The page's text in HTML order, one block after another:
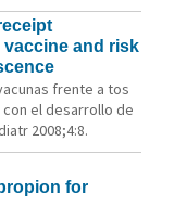
and risk
frente a tos
el desarrollo de
2008;4:8.
for